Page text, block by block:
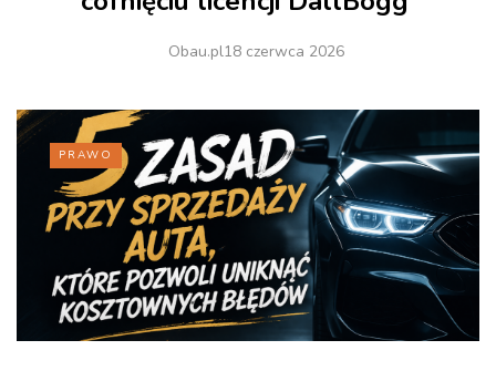
Obau.pl18 czerwca 2026
PRAWO